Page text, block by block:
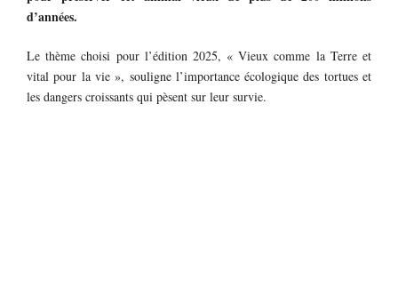
d’années.
Le thème choisi pour l’édition 2025, « Vieux comme la Terre et
vital pour la vie », souligne l’importance écologique des tortues et
les dangers croissants qui pèsent sur leur survie.